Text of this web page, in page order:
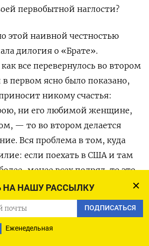
НАШУ РАССЫЛКУ
ПОДПИСАТЬСЯ
Еженедельная
первобытной наглости?
этой наивной честностью
дилогия о «Брате».
все перевернулось во втором
первом ясно было показано,
никому счастья:
ни его любимой женщине,
— то во втором делается
Вся проблема в том, куда
если поехать в США и там
менее всех подряд, то это
справедливости и апофеоз
Севастополь, кстати,
спросить с украинцев…